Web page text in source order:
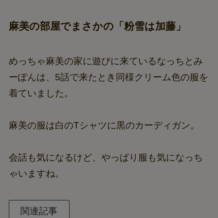
麻美の部屋でまさかの「粉雪は加藤」
めっちゃ麻美の家に遊びに来ているなっちとみ
ーぽんは、5話で来たとき同様クリーム色の服を
着ていました。
麻美の服は白のTシャツに黒のカーディガン。
会話も気になるけど、やっぱり服も気になっち
ゃいますね。
関連記事